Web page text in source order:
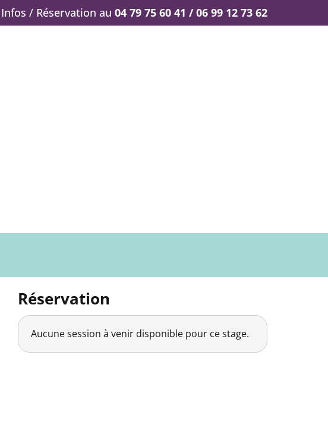
Infos / Réservation au 04 79 75 60 41 / 06 99 12 73 62
Réservation
Aucune session à venir disponible pour ce stage.